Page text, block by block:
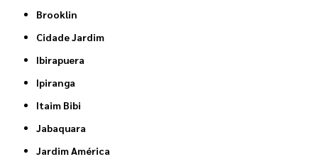
Brooklin
Cidade Jardim
Ibirapuera
Ipiranga
Itaim Bibi
Jabaquara
Jardim América